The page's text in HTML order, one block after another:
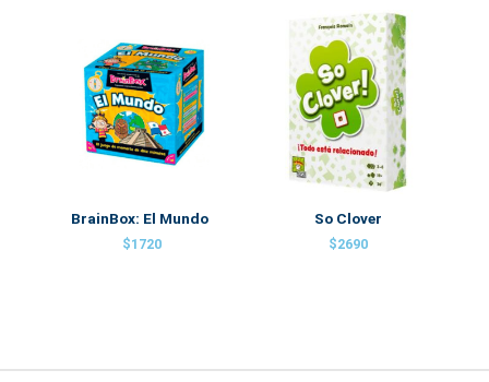
BrainBox: El Mundo
$1720
So Clover
$2690